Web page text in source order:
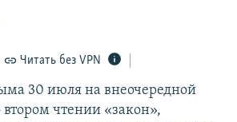
КРЫМА. 11 ИСТОРИЙ СОПРОТИВЛЕНИЯ
Читать без VPN
30 июля на внеочередной
чтении «закон»,